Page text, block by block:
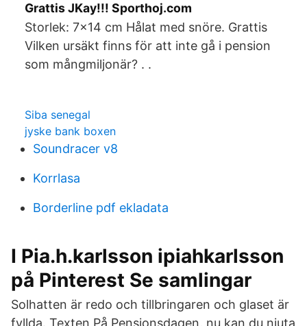
Grattis JKay!!! Sporthoj.com
Storlek: 7x14 cm Hålat med snöre. Grattis
Vilken ursäkt finns för att inte gå i pension
som mångmiljonär? . .
Siba senegal
jyske bank boxen
Soundracer v8
Korrlasa
Borderline pdf ekladata
I Pia.h.karlsson ipiahkarlsson
på Pinterest Se samlingar
Solhatten är redo och tillbringaren och glaset är
fyllda. Texten På Pensionsdagen, nu kan du njuta